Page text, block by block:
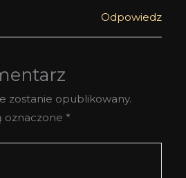
Odpowiedz
zostanie opublikowany.
oznaczone *